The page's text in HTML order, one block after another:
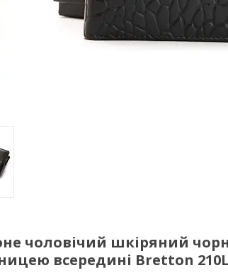
чоловічий шкіряний
всередині Bretton 210L